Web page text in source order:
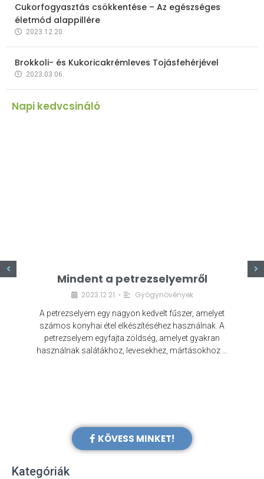
Cukorfogyasztás csökkentése – Az egészséges
életmód alappillére
2023.12.20.
Brokkoli- és Kukoricakrémleves Tojásfehérjével
2023.03.06.
Napi kedvcsináló
Mindent a petrezselyemről
2023.12.21. • Gyógynövények
A petrezselyem egy nagyon kedvelt fűszer, amelyet
számos konyhai étel elkészítéséhez használnak. A
petrezselyem egyfajta zöldség, amelyet gyakran
használnak salátákhoz, levesekhez, mártásokhoz …
KÖVESS MINKET!
Kategóriák